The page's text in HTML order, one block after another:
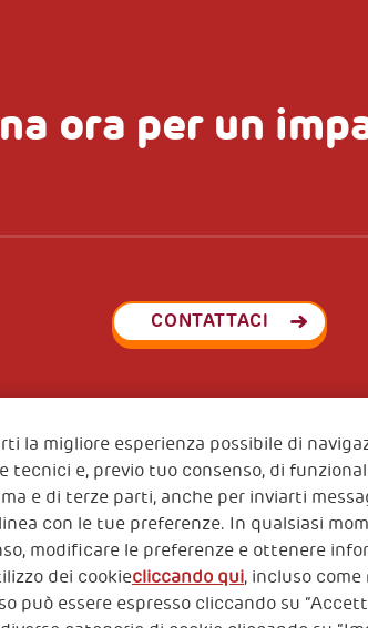
ora per un
CONTATTACI
Fiscal code (Italy) 90017740326
VAT code 01372940328
la migliore esperienza possibile di
tecnici e, previo tuo consenso, di
e di terze parti, anche per inviarti
con le tue preferenze. In qualsiasi
modificare le preferenze e ottenere
dei cookiecliccando qui, incluso
può essere espresso cliccando su